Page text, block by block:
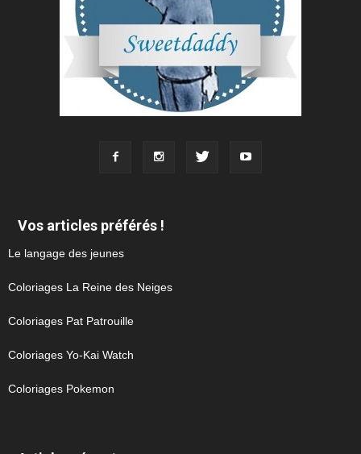
Vos articles préférés !
Le langage des jeunes
Coloriages La Reine des Neiges
Coloriages Pat Patrouille
Coloriages Yo-Kai Watch
Coloriages Pokemon